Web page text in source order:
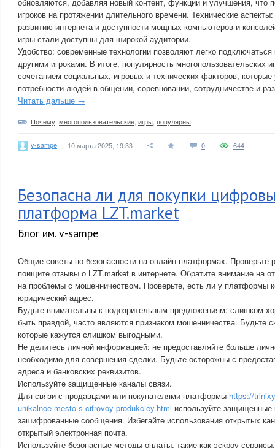
игроков на протяжении длительного времени. Технические
развитию интернета и доступности мощных компьютеров и
игры стали доступны для широкой аудитории.
Удобство: современные технологии позволяют легко
другими игроками. В итоге, популярность многопользовательских
сочетанием социальных, игровых и технических факторов,
потребности людей в общении, соревновании, сотрудничестве и
Читать дальше →
Почему многопользовательские игры популярны
v-sampe 10 марта 2025, 19:33 0 644
Безопасна ли для покупки
платформа LZT.market
Блог им. v-sampe
Общие советы по безопасности на онлайн-платформах.
поищите отзывы о LZT.market в интернете. Обратите внимание на
на проблемы с мошенничеством. Проверьте, есть ли у платформы
юридический адрес.
Будьте внимательны к подозрительным предложениям: слишком
быть правдой, часто являются признаком мошенничества. Будьте
которые кажутся слишком выгодными.
Не делитесь личной информацией: не предоставляйте больше
необходимо для совершения сделки. Будьте осторожны с
адреса и банковских реквизитов.
Используйте защищенные каналы связи.
Для связи с продавцами или покупателями платформы https://
unikalnoe-mesto-s-cifrovoy-produkciey.html используйте
зашифрованные сообщения. Избегайте использования открытых
открытый электронная почта.
Используйте безопасные методы оплаты, такие как эскроу-